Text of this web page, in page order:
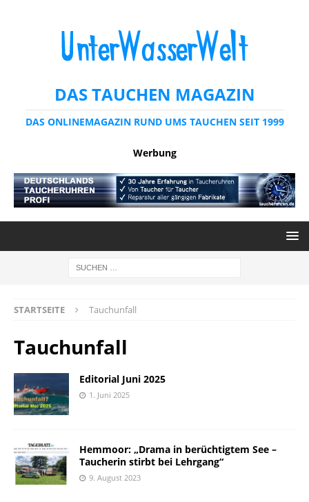
DAS TAUCHEN MAGAZIN
DAS ONLINEMAGAZIN RUND UMS TAUCHEN SEIT 1999
Werbung
STARTSEITE Tauchunfall
Tauchunfall
Editorial Juni 2025
1. Juni 2025
Hemmoor: „Drama in berüchtigtem See –
Taucherin stirbt bei Lehrgang“
9. August 2023